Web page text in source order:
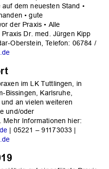
dem neuesten Stand •
• gute
der Praxis • Alle
Dr. med. Jürgen Kipp
Oberstein, Telefon: 06784 /
im LK Tuttlingen, in
Bissingen, Karlsruhe,
an vielen weiteren
und/oder
Mehr Informationen hier:
| 05221 – 91173033 |